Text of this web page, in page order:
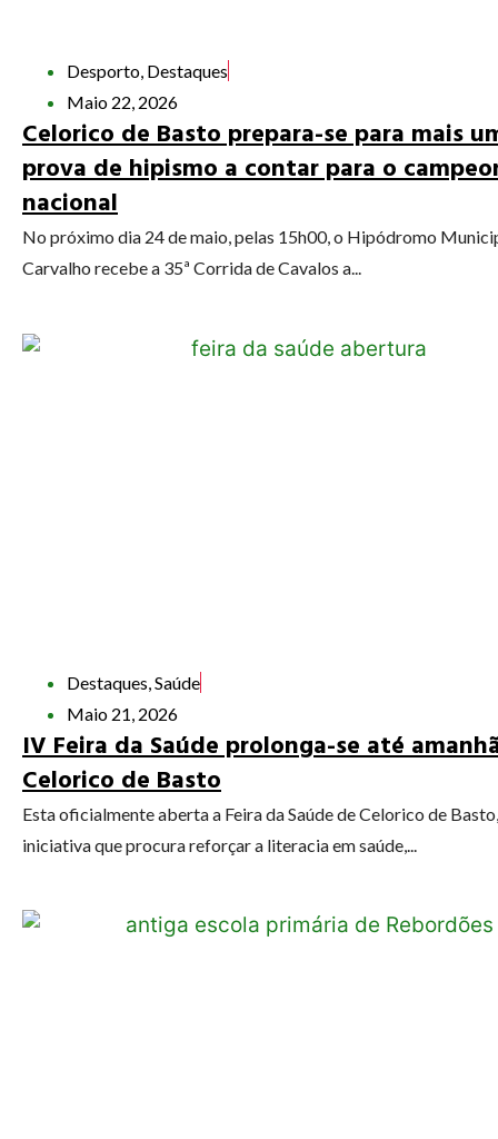
Desporto, Destaques
Maio 22, 2026
Celorico de Basto prepara-se para mais
prova de hipismo a contar para o
nacional
No próximo dia 24 de maio, pelas 15h00, o Hipódromo
Carvalho recebe a 35ª Corrida de Cavalos a...
Destaques Saúde
Maio 21, 2026
IV Feira da Saúde prolonga-se até
Celorico de Basto
Esta oficialmente aberta a Feira da Saúde de Celorico de
iniciativa que procura reforçar a literacia em saúde,...